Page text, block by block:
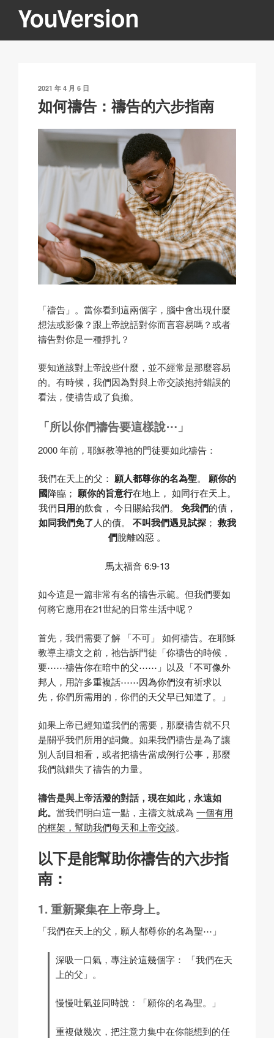
YOUVERSION
Seeking God every day.
發
表
於
2021 年 4 月 6 日
如何禱告：禱告的六步指南
「禱告」。當你看到這兩個字，腦中會出現什麼
想法或影像？跟上帝說話對你而言容易嗎？或者
禱告對你是一種掙扎？
要知道該對上帝說些什麼，並不經常是那麼容易
的。有時候，我們因為對與上帝交談抱持錯誤的
看法，使禱告成了負擔。
「所以你們禱告要這樣說⋯」
2000 年前，耶穌教導祂的門徒要如此禱告：
我們在天上的父： 願人都尊你的名為聖。 願你的
國降臨； 願你的旨意行在地上， 如同行在天上。
我們日用的飲食， 今日賜給我們。 免我們的債，
如同我們免了人的債。 不叫我們遇見試探；救我
們脫離凶惡 。
馬太福音 6:9-13
如今這是一篇非常有名的禱告示範。但我們要如
何將它應用在21世紀的日常生活中呢？
首先，我們需要了解 「不可」
如何禱告。在耶穌
教導主禱文之前，祂告訴門徒 「你禱告的時候，
要⋯⋯禱告你在暗中的父⋯⋯」 以及 「不可像外
邦人，用許多重複話⋯⋯因為你們沒有祈求以
先，你們所需用的，你們的天父早已知道了。」
如果上帝已經知道我們的需要，那麼禱告就不只
是關乎我們所用的詞彙。如果我們禱告是為了讓
別人刮目相看，或者把禱告當成例行公事，那麼
我們就錯失了禱告的力量。
禱告是與上帝活潑的對話，現在如此，永遠如
此。 當我們明白這一點，主禱文就成為 一個有用
的框架，幫助我們每天和上帝交談。
以下是能幫助你禱告的六步指
南：
重新聚集在上帝身上。
「我們在天上的父，願人都尊你的名為聖⋯」
深吸一口氣，專注於這幾個字：
「我們在天
上的父」。
慢慢吐氣並同時說： 「願你的名為聖。」
重複做幾次，把注意力集中在你能想到的任